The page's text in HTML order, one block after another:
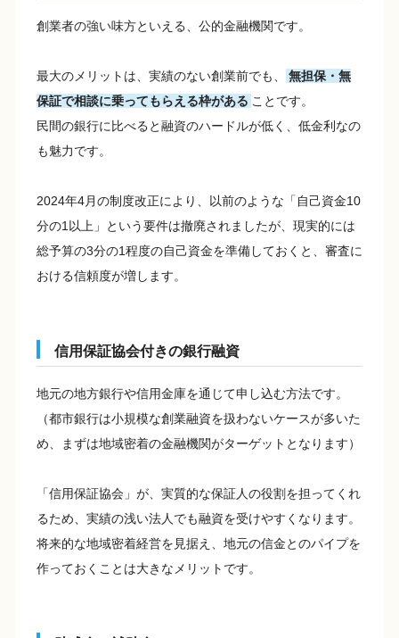
創業者の強い味方といえる、公的金融機関です。
最大のメリットは、実績のない創業前でも、
無担保・無
保証で相談に乗ってもらえる枠がある ことです。
民間の銀行に比べると融資のハードルが低く、低金利なの
も魅力です。
2024年4月の制度改正により、以前のような「自己資金10
分の1以上」という要件は撤廃されましたが、現実的には
総予算の3分の1程度の自己資金を準備しておくと、審査に
おける信頼度が増します。
信用保証協会付きの銀行融資
地元の地方銀行や信用金庫を通じて申し込む方法です。
（都市銀行は小規模な創業融資を扱わないケースが多いた
め、まずは地域密着の金融機関がターゲットとなります）
「信用保証協会」が、実質的な保証人の役割を担ってくれ
るため、実績の浅い法人でも融資を受けやすくなります。
将来的な地域密着経営を見据え、地元の信金とのパイプを
作っておくことは大きなメリットです。